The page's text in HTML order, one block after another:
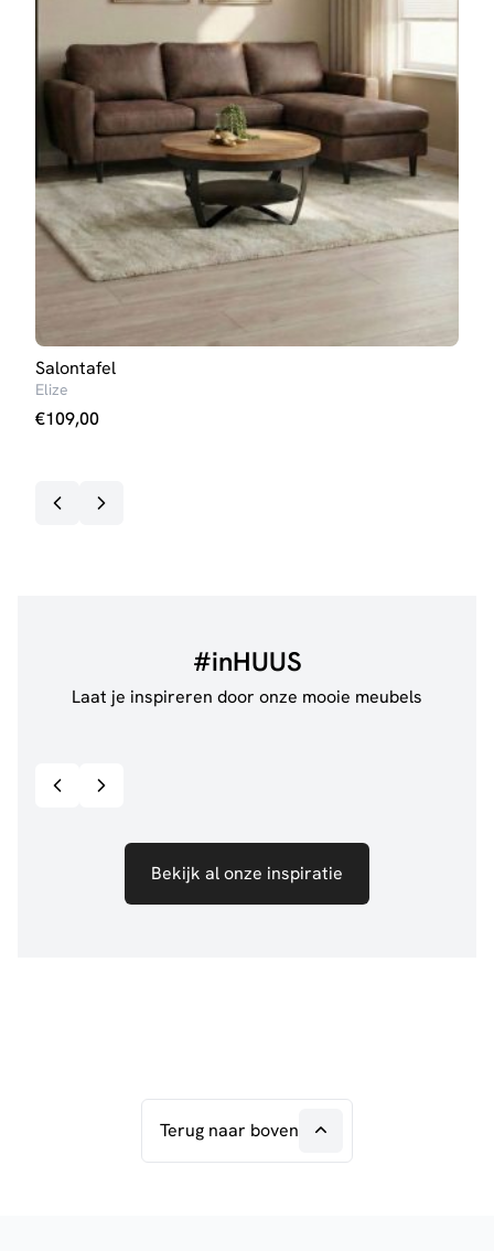
Salontafel
Elize
€109,00
#inHUUS
Laat je inspireren door onze mooie meubels
Bekijk al onze inspiratie
Terug naar boven